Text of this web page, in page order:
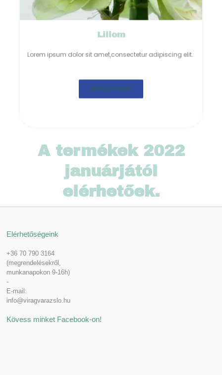
Liliom
Lorem ipsum dolor sit amet,consectetur adipiscing elit.
Megnézem
A termékek 2022
januárjától
elérhetőek.
Elérhetőségeink
+36 70 790 3164
(megrendelésekről,
munkanapokon 9-16h)
-
E-mail:
info@viragvarazslo.hu
Kövess minket Facebook-on!